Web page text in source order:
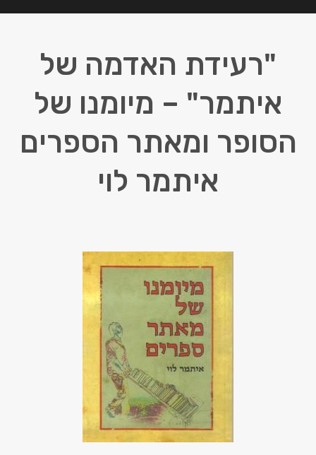
"רעידת האדמה של
איתמר" – מיומנו של
הסופר ומאתר הספרים
איתמר לוי